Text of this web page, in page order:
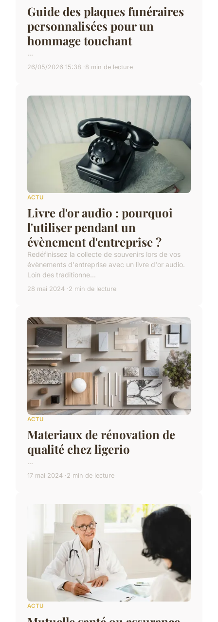
Guide des plaques funéraires
personnalisées pour un
hommage touchant
...
26/05/2026 15:38 8 min de lecture
ACTU
Livre d'or audio : pourquoi
l'utiliser pendant un
évènement d'entreprise ?
Redéfinissez la collecte de souvenirs lors de vos
évènements d'entreprise avec un livre d'or audio.
Loin des traditionne...
28 mai 2024 2 min de lecture
ACTU
Materiaux de rénovation de
qualité chez ligerio
...
17 mai 2024 2 min de lecture
ACTU